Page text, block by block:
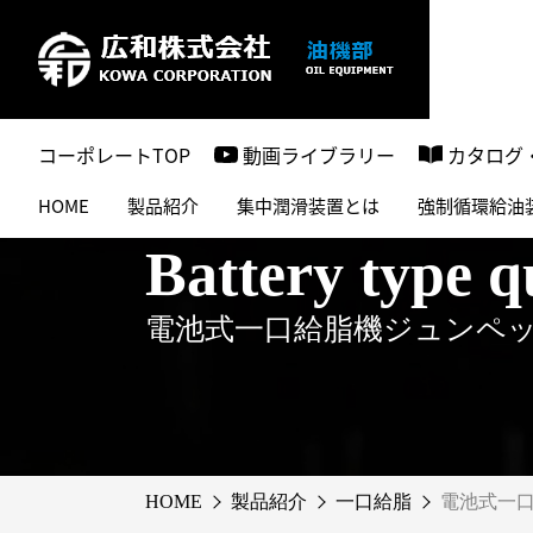
コーポレートTOP 動画ライブラリー カタログ
HOME 製品紹介 集中潤滑装置とは 強制循環給油
Battery type
電池式一口給脂機ジュンペ
HOME 製品紹介 一口給脂 電池式一